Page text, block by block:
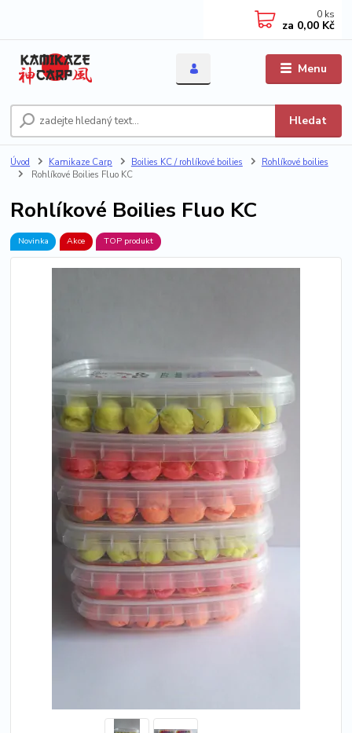
Menu
Hledat
0 ks
za 0,00 Kč
Úvod Kamikaze Carp Boilies KC / rohlíkové boilies
Rohlíkové boilies
Rohlíkové Boilies Fluo KC
Rohlíkové Boilies Fluo KC
Novinka Akce TOP produkt